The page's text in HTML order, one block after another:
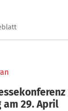
29. April